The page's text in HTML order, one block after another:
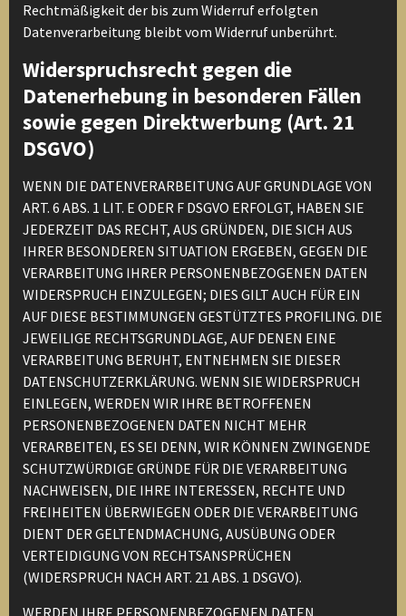
Rechtmäßigkeit der bis zum Widerruf erfolgten
Datenverarbeitung bleibt vom Widerruf unberührt.
Widerspruchsrecht gegen die
Datenerhebung in besonderen Fällen
sowie gegen Direktwerbung (Art. 21
DSGVO)
WENN DIE DATENVERARBEITUNG AUF GRUNDLAGE VON
ART. 6 ABS. 1 LIT. E ODER F DSGVO ERFOLGT, HABEN SIE
JEDERZEIT DAS RECHT, AUS GRÜNDEN, DIE SICH AUS
IHRER BESONDEREN SITUATION ERGEBEN, GEGEN DIE
VERARBEITUNG IHRER PERSONENBEZOGENEN DATEN
WIDERSPRUCH EINZULEGEN; DIES GILT AUCH FÜR EIN
AUF DIESE BESTIMMUNGEN GESTÜTZTES PROFILING. DIE
JEWEILIGE RECHTSGRUNDLAGE, AUF DENEN EINE
VERARBEITUNG BERUHT, ENTNEHMEN SIE DIESER
DATENSCHUTZERKLÄRUNG. WENN SIE WIDERSPRUCH
EINLEGEN, WERDEN WIR IHRE BETROFFENEN
PERSONENBEZOGENEN DATEN NICHT MEHR
VERARBEITEN, ES SEI DENN, WIR KÖNNEN ZWINGENDE
SCHUTZWÜRDIGE GRÜNDE FÜR DIE VERARBEITUNG
NACHWEISEN, DIE IHRE INTERESSEN, RECHTE UND
FREIHEITEN ÜBERWIEGEN ODER DIE VERARBEITUNG
DIENT DER GELTENDMACHUNG, AUSÜBUNG ODER
VERTEIDIGUNG VON RECHTSANSPRÜCHEN
(WIDERSPRUCH NACH ART. 21 ABS. 1 DSGVO).
WERDEN IHRE PERSONENBEZOGENEN DATEN